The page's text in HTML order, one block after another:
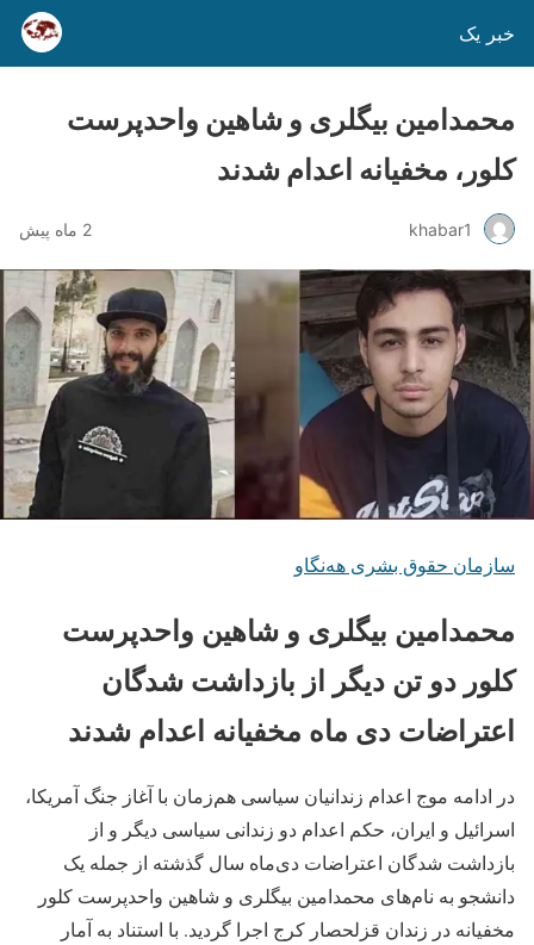
خبر یک
محمدامین بیگلری و شاهین واحدپرست
کلور، مخفیانه اعدام شدند
khabar1 2 ماه پیش
سازمان حقوق بشری هەنگاو
محمدامین بیگلری و شاهین واحدپرست
کلور دو تن دیگر از بازداشت شدگان
اعتراضات دی ماه مخفیانه اعدام شدند
در ادامه موج اعدام زندانیان سیاسی هم‌زمان با آغاز جنگ آمریکا،
اسرائیل و ایران، حکم اعدام دو زندانی سیاسی دیگر و از
بازداشت شدگان اعتراضات دی‌ماه سال گذشته از جمله یک
دانشجو به نام‌های محمدامین بیگلری و شاهین واحدپرست کلور
مخفیانه در زندان قزلحصار کرج اجرا گردید. با استناد به آمار